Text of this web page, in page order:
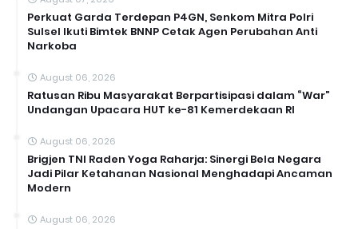
Perkuat Garda Terdepan P4GN, Senkom Mitra Polri
Sulsel Ikuti Bimtek BNNP Cetak Agen Perubahan Anti
Narkoba
August 06, 2026
Ratusan Ribu Masyarakat Berpartisipasi dalam “War”
Undangan Upacara HUT ke-81 Kemerdekaan RI
August 06, 2026
Brigjen TNI Raden Yoga Raharja: Sinergi Bela Negara
Jadi Pilar Ketahanan Nasional Menghadapi Ancaman
Modern
August 06, 2026